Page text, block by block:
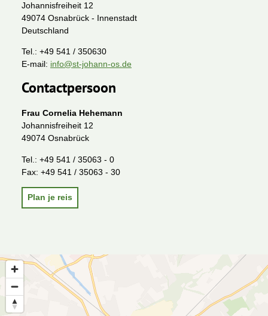
Johannisfreiheit 12
49074 Osnabrück - Innenstadt
Deutschland
Tel.: +49 541 / 350630
E-mail: info@st-johann-os.de
Contactpersoon
Frau Cornelia Hehemann
Johannisfreiheit 12
49074 Osnabrück
Tel.: +49 541 / 35063 - 0
Fax: +49 541 / 35063 - 30
Plan je reis